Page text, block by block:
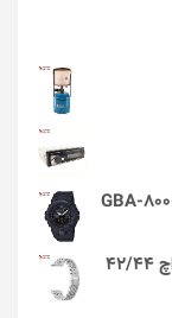
بند طرح Diamond کد i1012 مناسب برای اپل واچ 42/44